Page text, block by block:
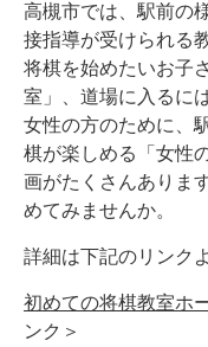
高槻市では、駅前の
接指導が受けられる
将棋を始めたいお子
室」、道場に入るに
女性の方のために、
棋が楽しめる「女性
画がたくさんありま
めてみませんか。
詳細は下記のリンク
初めての将棋教室ホ
ンク＞